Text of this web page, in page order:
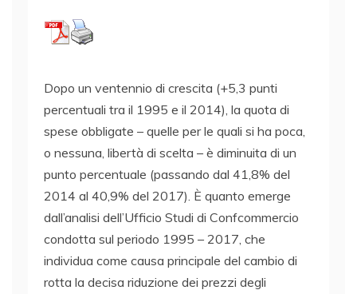
Dopo un ventennio di crescita (+5,3 punti
percentuali tra il 1995 e il 2014), la quota di
spese obbligate – quelle per le quali si ha poca,
o nessuna, libertà di scelta – è diminuita di un
punto percentuale (passando dal 41,8% del
2014 al 40,9% del 2017). È quanto emerge
dall’analisi dell’Ufficio Studi di Confcommercio
condotta sul periodo 1995 – 2017, che
individua come causa principale del cambio di
rotta la decisa riduzione dei prezzi degli